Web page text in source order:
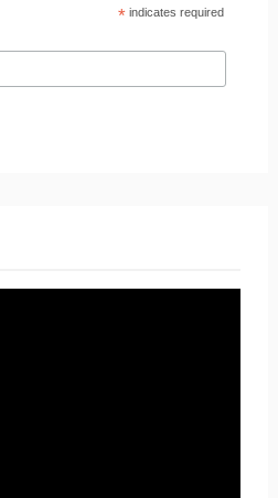
* indicates required